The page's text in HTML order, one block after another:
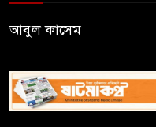
আবুল কাসেম